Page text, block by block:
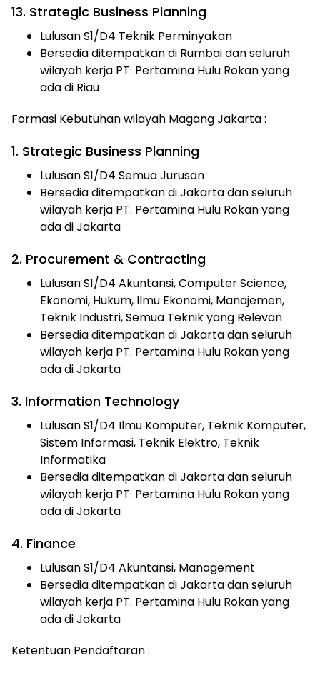
13. Strategic Business Planning
Lulusan S1/D4 Teknik Perminyakan
Bersedia ditempatkan di Rumbai dan seluruh
wilayah kerja PT. Pertamina Hulu Rokan yang
ada di Riau
Formasi Kebutuhan wilayah Magang Jakarta :
1. Strategic Business Planning
Lulusan S1/D4 Semua Jurusan
Bersedia ditempatkan di Jakarta dan seluruh
wilayah kerja PT. Pertamina Hulu Rokan yang
ada di Jakarta
2. Procurement & Contracting
Lulusan S1/D4 Akuntansi, Computer Science,
Ekonomi, Hukum, Ilmu Ekonomi, Manajemen,
Teknik Industri, Semua Teknik yang Relevan
Bersedia ditempatkan di Jakarta dan seluruh
wilayah kerja PT. Pertamina Hulu Rokan yang
ada di Jakarta
3. Information Technology
Lulusan S1/D4 Ilmu Komputer, Teknik Komputer,
Sistem Informasi, Teknik Elektro, Teknik
Informatika
Bersedia ditempatkan di Jakarta dan seluruh
wilayah kerja PT. Pertamina Hulu Rokan yang
ada di Jakarta
4. Finance
Lulusan S1/D4 Akuntansi, Management
Bersedia ditempatkan di Jakarta dan seluruh
wilayah kerja PT. Pertamina Hulu Rokan yang
ada di Jakarta
Ketentuan Pendaftaran :